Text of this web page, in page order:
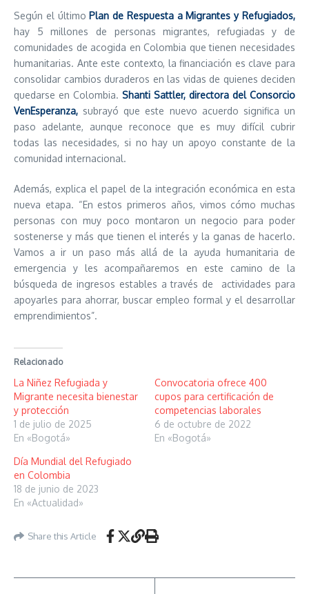
Según el último Plan de Respuesta a Migrantes y Refugiados,
hay 5 millones de personas migrantes, refugiadas y de
comunidades de acogida en Colombia que tienen necesidades
humanitarias. Ante este contexto, la financiación es clave para
consolidar cambios duraderos en las vidas de quienes deciden
quedarse en Colombia. Shanti Sattler, directora del Consorcio
VenEsperanza, subrayó que este nuevo acuerdo significa un
paso adelante, aunque reconoce que es muy difícil cubrir
todas las necesidades, si no hay un apoyo constante de la
comunidad internacional.
Además, explica el papel de la integración económica en esta
nueva etapa. “En estos primeros años, vimos cómo muchas
personas con muy poco montaron un negocio para poder
sostenerse y más que tienen el interés y la ganas de hacerlo.
Vamos a ir un paso más allá de la ayuda humanitaria de
emergencia y les acompañaremos en este camino de la
búsqueda de ingresos estables a través de actividades para
apoyarles para ahorrar, buscar empleo formal y el desarrollar
emprendimientos”.
Relacionado
La Niñez Refugiada y
Migrante necesita bienestar
y protección
1 de julio de 2025
En «Bogotá»
Convocatoria ofrece 400
cupos para certificación de
competencias laborales
6 de octubre de 2022
En «Bogotá»
Día Mundial del Refugiado
en Colombia
18 de junio de 2023
En «Actualidad»
Share this Article